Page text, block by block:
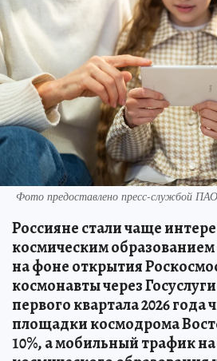
Фото предоставлено пресс-службой
Россияне стали чаще
космическим
на фоне открытия
космонавты через
первого квартала 2026 года
площадки космодрома
10%, а мобильный трафик